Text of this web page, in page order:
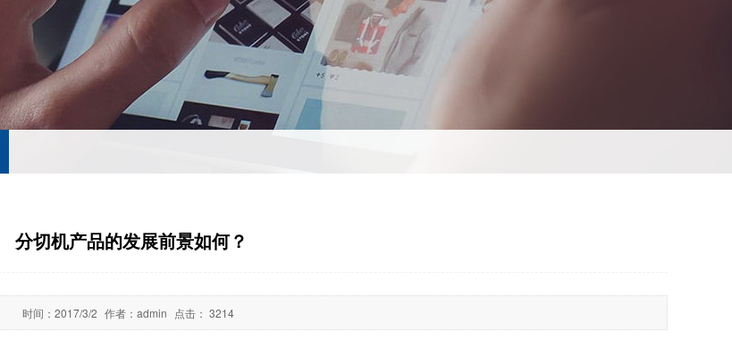
分切机产品的发展前景如何？
时间： 2017/3/2 作者： admin 点击： 3214